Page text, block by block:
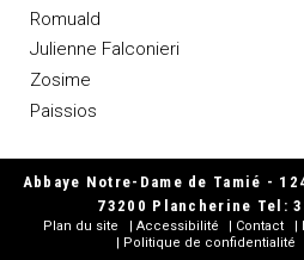
Romuald
Julienne Falconieri
Zosime
Paissios
Abbaye Notre-Dame de Tamié -
73200 Plancherine Tel:
Plan du site Accessibilité Contact
Politique de confidentialité